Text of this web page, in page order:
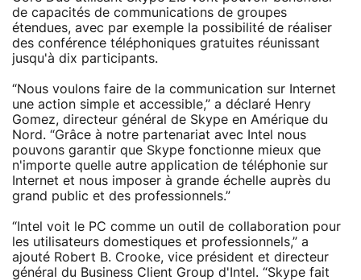
de capacités de communications de groupes
étendues, avec par exemple la possibilité de réaliser
des conférence téléphoniques gratuites réunissant
jusqu'à dix participants.
“Nous voulons faire de la communication sur Internet
une action simple et accessible,” a déclaré Henry
Gomez, directeur général de Skype en Amérique du
Nord. “Grâce à notre partenariat avec Intel nous
pouvons garantir que Skype fonctionne mieux que
n'importe quelle autre application de téléphonie sur
Internet et nous imposer à grande échelle auprès du
grand public et des professionnels.”
“Intel voit le PC comme un outil de collaboration pour
les utilisateurs domestiques et professionnels,” a
ajouté Robert B. Crooke, vice président et directeur
général du Business Client Group d'Intel. “Skype fait